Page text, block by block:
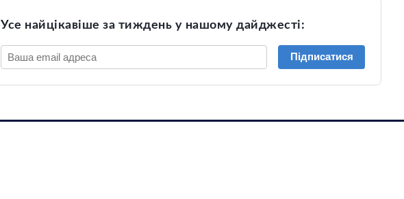
Усе найцікавіше за тиждень у нашому дайджесті:
Підписатися